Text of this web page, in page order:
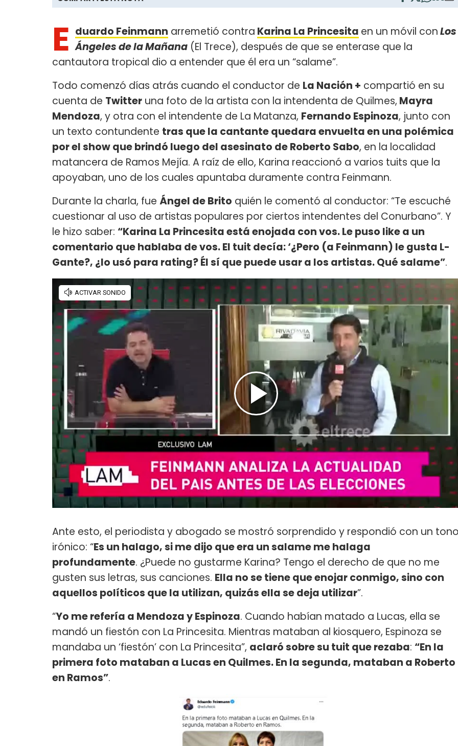
E duardo Feinmann arremetió contra Karina La Princesita en un móvil conLos
Ángeles de la Mañana (El Trece), después de que se enterase que la
cantautora tropical dio a entender que él era un “salame”.
Todo comenzó días atrás cuando el conductor de La Nación + compartió en su
cuenta de Twitter una foto de la artista con la intendenta de Quilmes, Mayra
Mendoza, y otra con el intendente de La Matanza, Fernando Espinoza, junto con
un texto contundente tras que la cantante quedara envuelta en una polémica
por el show que brindó luego del asesinato de Roberto Sabo, en la localidad
matancera de Ramos Mejía. A raíz de ello, Karina reaccionó a varios tuits que la
apoyaban, uno de los cuales apuntaba duramente contra Feinmann.
Durante la charla, fue Ángel de Brito quién le comentó al conductor: “Te escuché
cuestionar al uso de artistas populares por ciertos intendentes del Conurbano”. Y
le hizo saber: “Karina La Princesita está enojada con vos. Le puso like a un
comentario que hablaba de vos. El tuit decía: ‘¿Pero (a Feinmann) le gusta L-
Gante?, ¿lo usó para rating? Él sí que puede usar a los artistas. Qué salame”.
Ante esto, el periodista y abogado se mostró sorprendido y respondió con un
irónico: “Es un halago, si me dijo que era un salame me halaga
profundamente. ¿Puede no gustarme Karina? Tengo el derecho de que no me
gusten sus letras, sus canciones. Ella no se tiene que enojar conmigo, sino con
aquellos políticos que la utilizan, quizás ella se deja utilizar”.
“Yo me refería a Mendoza y Espinoza. Cuando habían matado a Lucas, ella se
mandó un fiestón con La Princesita. Mientras mataban al kiosquero, Espinoza se
mandaba un ‘fiestón’ con La Princesita”, aclaró sobre su tuit que rezaba: “En la
primera foto mataban a Lucas en Quilmes. En la segunda, mataban a Roberto
en Ramos”.